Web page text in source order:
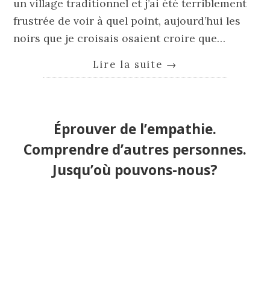
un village traditionnel et j’ai été terriblement
frustrée de voir à quel point, aujourd’hui les
noirs que je croisais osaient croire que…
Lire la suite →
Éprouver de l’empathie.
Comprendre d’autres personnes.
Jusqu’où pouvons-nous?